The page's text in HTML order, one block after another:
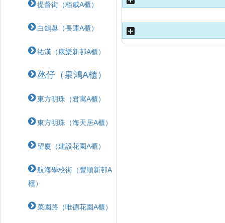
提督街（栢威A櫃）
白鴿巢（長運A櫃）
祐漢（康樂新邨A櫃）
氹仔（泉鴻A櫃）
東方明珠（君寓A櫃）
東方明珠（海天居A櫃）
望廈（建設花園A櫃）
航海學校街（豐順新邨A
櫃）
菜園路（唯德花園A櫃）